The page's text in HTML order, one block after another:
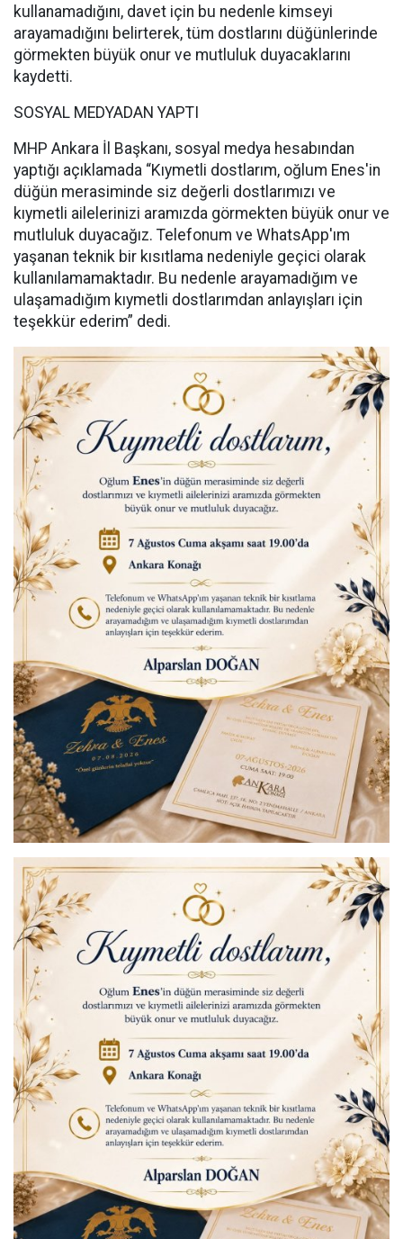
kullanamadığını, davet için bu nedenle kimseyi
arayamadığını belirterek, tüm dostlarını düğünlerinde
görmekten büyük onur ve mutluluk duyacaklarını
kaydetti.
SOSYAL MEDYADAN YAPTI
MHP Ankara İl Başkanı, sosyal medya hesabından
yaptığı açıklamada “Kıymetli dostlarım, oğlum Enes'in
düğün merasiminde siz değerli dostlarımızı ve
kıymetli ailelerinizi aramızda görmekten büyük onur ve
mutluluk duyacağız. Telefonum ve WhatsApp'ım
yaşanan teknik bir kısıtlama nedeniyle geçici olarak
kullanılamamaktadır. Bu nedenle arayamadığım ve
ulaşamadığım kıymetli dostlarımdan anlayışları için
teşekkür ederim” dedi.